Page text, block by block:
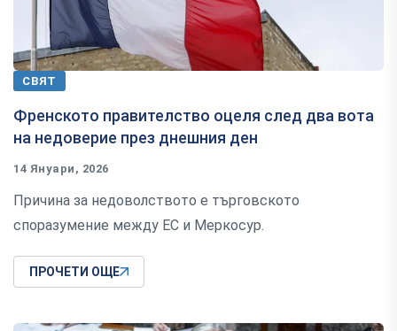
СВЯТ
Френското правителство оцеля след два вота
на недоверие през днешния ден
14 Януари, 2026
Причина за недоволството е търговското
споразумение между ЕС и Меркосур.
ПРОЧЕТИ ОЩЕ